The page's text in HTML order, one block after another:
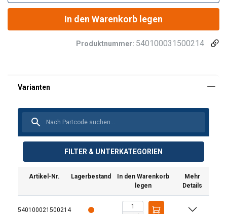
In den Warenkorb legen
Produktnummer: 540100031500214
FILTER & UNTERKATEGORIEN
Artikel-Nr. Lagerbestand
In den Warenkorb
legen
Mehr
Details
540100021500214